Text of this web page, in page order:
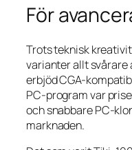
För
Trots teknisk
varianter allt svårare
erbjöd CGA-
PC-program var
och snabbare PC-
marknaden.